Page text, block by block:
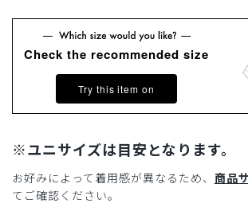
Check the recommended size
Try this item on
※ユニサイズは目安となります。
お好みによって着用感が異なるため、 商品
てご確認ください。